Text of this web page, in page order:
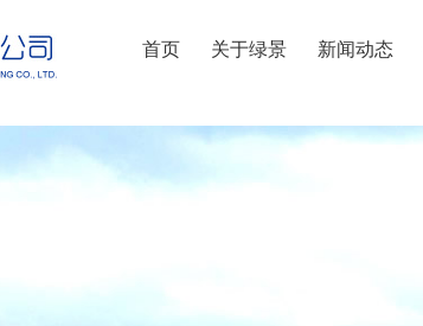
首页 关于绿景 新闻动态